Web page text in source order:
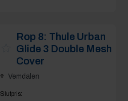
Rop 8: Thule Urban
Glide 3 Double Mesh
Cover
Vemdalen
Slutpris: